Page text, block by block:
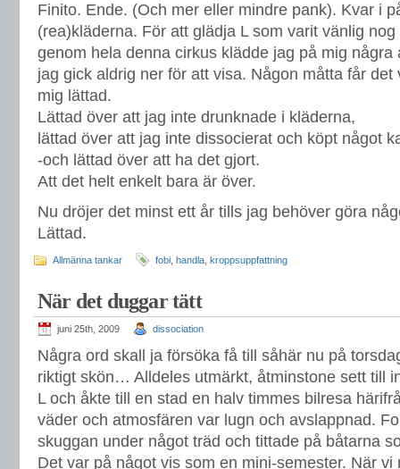
Finito. Ende. (Och mer eller mindre pank). Kvar i
(rea)kläderna. För att glädja L som varit vänlig
genom hela denna cirkus klädde jag på mig några
jag gick aldrig ner för att visa. Någon måtta får det
mig lättad.
Lättad över att jag inte drunknade i kläderna,
lättad över att jag inte dissocierat och köpt något
-och lättad över att ha det gjort.
Att det helt enkelt bara är över.
Nu dröjer det minst ett år tills jag behöver göra
Lättad.
Allmänna tankar fobi handla kroppsuppfattning
När det duggar tätt
juni 25th, 2009 dissociation
Några ord skall ja försöka få till såhär nu på
riktigt skön… Alldeles utmärkt, åtminstone sett till
L och åkte till en stad en halv timmes bilresa
väder och atmosfären var lugn och avslappnad.
skuggan under något träd och tittade på båtarna
Det var på något vis som en mini-semester. När vi